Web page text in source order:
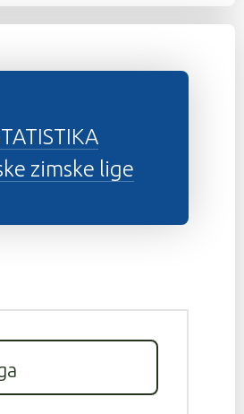
zimske lige